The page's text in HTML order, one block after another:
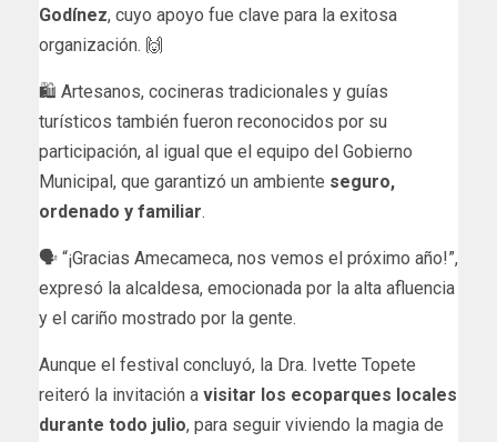
Godínez, cuyo apoyo fue clave para la exitosa
organización. 🙌
🛍️ Artesanos, cocineras tradicionales y guías
turísticos también fueron reconocidos por su
participación, al igual que el equipo del Gobierno
Municipal, que garantizó un ambiente seguro,
ordenado y familiar.
🗣️ “¡Gracias Amecameca, nos vemos el próximo año!”,
expresó la alcaldesa, emocionada por la alta afluencia
y el cariño mostrado por la gente.
Aunque el festival concluyó, la Dra. Ivette Topete
reiteró la invitación a visitar los ecoparques locales
durante todo julio, para seguir viviendo la magia de